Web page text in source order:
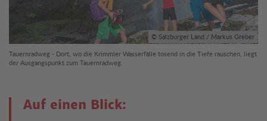
© Salzburger Land / Markus Greber
Tauernradweg - Dort, wo die Krimmler Wasserfälle tosend in die Tiefe rauschen, liegt
der Ausgangspunkt zum Tauernradweg.
Auf einen Blick: